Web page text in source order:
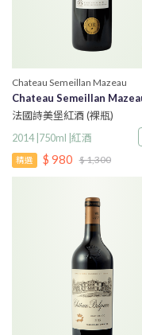
Chateau Semeillan Mazeau
Chateau Semeillan
法國詩美堡紅酒 (裸瓶)
2014 |750ml |紅酒
精選 $ 980 $ 1,300